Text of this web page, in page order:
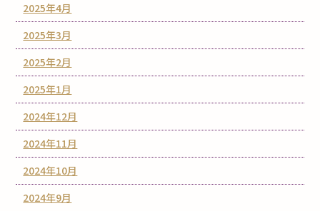
2025年4月
2025年3月
2025年2月
2025年1月
2024年12月
2024年11月
2024年10月
2024年9月